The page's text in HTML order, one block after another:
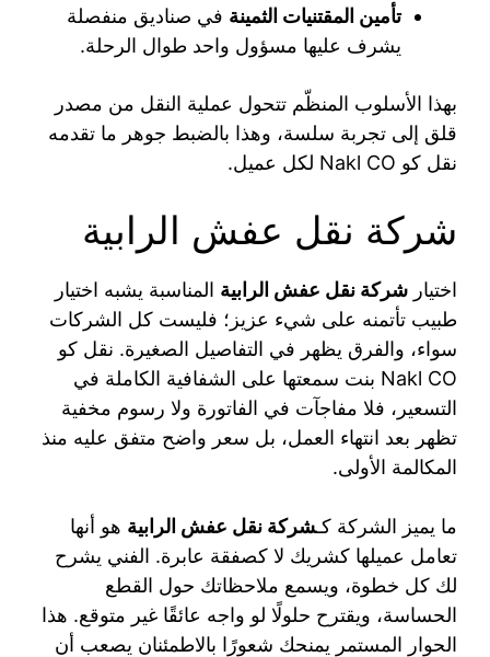
تأمين المقتنيات الثمينة في صناديق منفصلة
يشرف عليها مسؤول واحد طوال الرحلة.
بهذا الأسلوب المنظّم تتحول عملية النقل من مصدر
قلق إلى تجربة سلسة، وهذا بالضبط جوهر ما تقدمه
نقل كو Nakl CO لكل عميل.
شركة نقل عفش الرابية
اختيار شركة نقل عفش الرابية المناسبة يشبه اختيار
طبيب تأتمنه على شيء عزيز؛ فليست كل الشركات
سواء، والفرق يظهر في التفاصيل الصغيرة. نقل كو
Nakl CO بنت سمعتها على الشفافية الكاملة في
التسعير، فلا مفاجآت في الفاتورة ولا رسوم مخفية
تظهر بعد انتهاء العمل، بل سعر واضح متفق عليه منذ
المكالمة الأولى.
ما يميز الشركة كـشركة نقل عفش الرابية هو أنها
تعامل عميلها كشريك لا كصفقة عابرة. الفني يشرح
لك كل خطوة، ويسمع ملاحظاتك حول القطع
الحساسة، ويقترح حلولًا لو واجه عائقًا غير متوقع. هذا
الحوار المستمر يمنحك شعورًا بالاطمئنان يصعب أن